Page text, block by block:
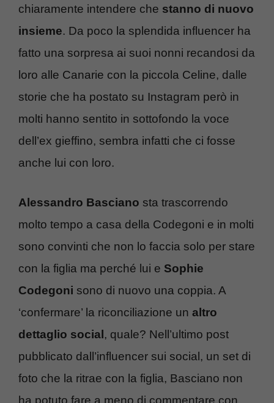
chiaramente intendere che stanno di nuovo
insieme. Da poco la splendida influencer ha
fatto una sorpresa ai suoi nonni recandosi da
loro alle Canarie con la piccola Celine, dalle
storie che ha postato su Instagram però in
molti hanno sentito in sottofondo la voce
dell’ex gieffino, sembra infatti che ci fosse
anche lui con loro.
Alessandro Basciano sta trascorrendo
molto tempo a casa della Codegoni e in molti
sono convinti che non lo faccia solo per stare
con la figlia ma perché lui e Sophie
Codegoni sono di nuovo una coppia. A
‘confermare’ la riconciliazione un altro
dettaglio social, quale? Nell’ultimo post
pubblicato dall’influencer sui social, un set di
foto che la ritrae con la figlia, Basciano non
ha potuto fare a meno di commentare con